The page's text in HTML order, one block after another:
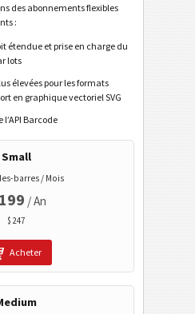
Limited Composite
en 2D
2D GS1
/ SEPA
des abonnements flexibles
:
étendue et prise en charge du
lots
élevées pour les formats
en graphique vectoriel SVG
Barcode
Small
barres / Mois
/ An
$ 247
Acheter